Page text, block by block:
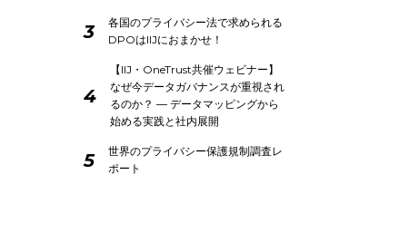
3
各国のプライバシー法で求められる
DPOはIIJにおまかせ！
4
【IIJ・OneTrust共催ウェビナー】
なぜ今データガバナンスが重視され
るのか？ ― データマッピングから
始める実践と社内展開
5
世界のプライバシー保護規制調査レ
ポート